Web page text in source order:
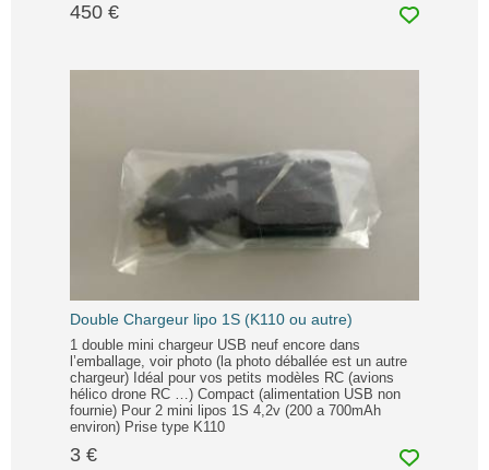
450 €
Double Chargeur lipo 1S (K110 ou autre)
1 double mini chargeur USB neuf encore dans
l’emballage, voir photo (la photo déballée est un autre
chargeur) Idéal pour vos petits modèles RC (avions
hélico drone RC …) Compact (alimentation USB non
fournie) Pour 2 mini lipos 1S 4,2v (200 a 700mAh
environ) Prise type K110
3 €